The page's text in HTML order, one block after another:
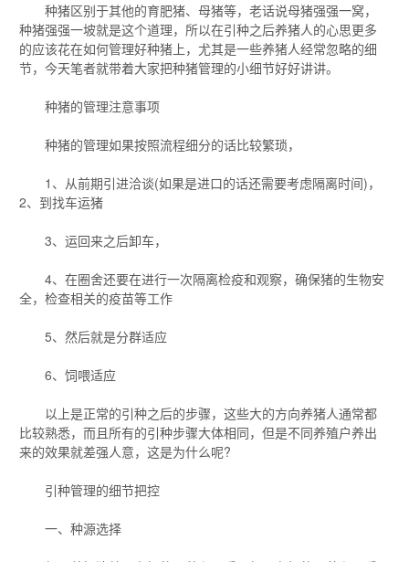
种猪区别于其他的育肥猪、母猪等，老话说母猪强强一窝，
种猪强强一坡就是这个道理，所以在引种之后养猪人的心思更多
的应该花在如何管理好种猪上，尤其是一些养猪人经常忽略的细
节，今天笔者就带着大家把种猪管理的小细节好好讲讲。
种猪的管理注意事项
种猪的管理如果按照流程细分的话比较繁琐，
1、从前期引进洽谈(如果是进口的话还需要考虑隔离时间)，
2、到找车运猪
3、运回来之后卸车，
4、在圈舍还要在进行一次隔离检疫和观察，确保猪的生物安
全，检查相关的疫苗等工作
5、然后就是分群适应
6、饲喂适应
以上是正常的引种之后的步骤，这些大的方向养猪人通常都
比较熟悉，而且所有的引种步骤大体相同，但是不同养殖户养出
来的效果就差强人意，这是为什么呢?
引种管理的细节把控
一、种源选择